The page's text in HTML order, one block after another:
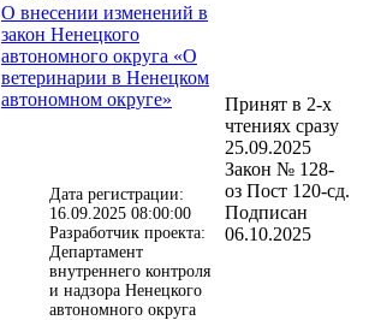
О внесении изменений в
закон Ненецкого
автономного округа «О
ветеринарии в Ненецком
автономном округе»
Дата регистрации:
16.09.2025 08:00:00
Разработчик проекта:
Департамент
внутреннего контроля
и надзора Ненецкого
автономного округа
Принят в 2-х
чтениях сразу
25.09.2025
Закон № 128-
оз Пост 120-сд.
Подписан
06.10.2025